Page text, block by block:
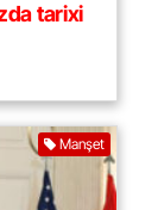
tarixi
Manşet